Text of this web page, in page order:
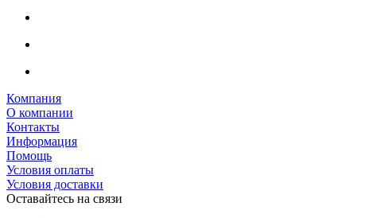
Компания
О компании
Контакты
Информация
Помощь
Условия оплаты
Условия доставки
Оставайтесь на связи